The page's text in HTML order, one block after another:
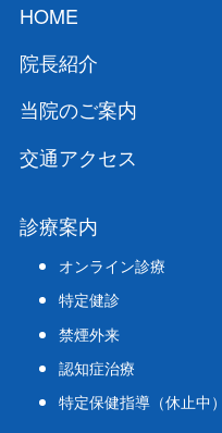
HOME
院長紹介
当院のご案内
交通アクセス
診療案内
オンライン診療
特定健診
禁煙外来
認知症治療
特定保健指導（休止中）